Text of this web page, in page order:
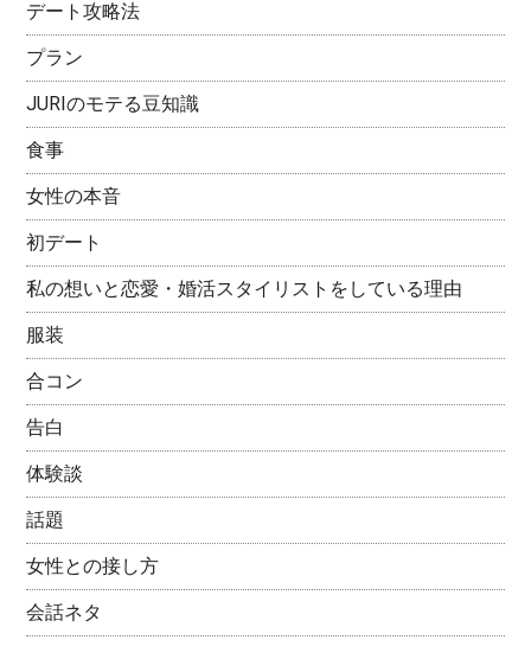
デート攻略法
プラン
JURIのモテる豆知識
食事
女性の本音
初デート
私の想いと恋愛・婚活スタイリストをしている理由
服装
合コン
告白
体験談
話題
女性との接し方
会話ネタ